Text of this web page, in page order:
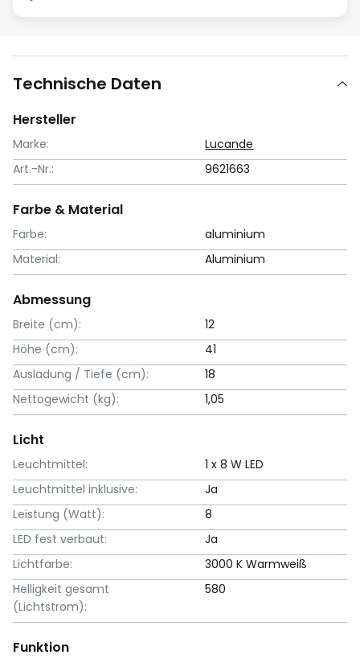
Technische Daten
Hersteller
Marke:
Lucande
Art.-Nr.:
9621663
Farbe & Material
Farbe:
aluminium
Material:
Aluminium
Abmessung
Breite (cm):
12
Höhe (cm):
41
Ausladung / Tiefe (cm):
18
Nettogewicht (kg):
1,05
Licht
Leuchtmittel:
1 x 8 W LED
Leuchtmittel inklusive:
Ja
Leistung (Watt):
8
LED fest verbaut:
Ja
Lichtfarbe:
3000 K Warmweiß
Helligkeit gesamt
(Lichtstrom):
580
Funktion